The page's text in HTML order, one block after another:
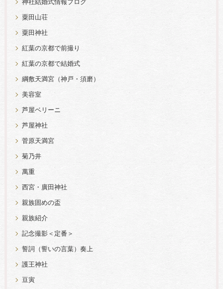
神社結婚式情報ブログ
粟田山荘
粟田神社
紅葉の京都で前撮り
紅葉の京都で結婚式
綱敷天満宮（神戸・須磨）
美容室
芦屋ベリーニ
芦屋神社
菅原天満宮
菊乃井
萬重
西宮・廣田神社
親族固めの盃
親族紹介
記念撮影＜定番＞
誓詞（誓いの言葉）奏上
護王神社
豆寅